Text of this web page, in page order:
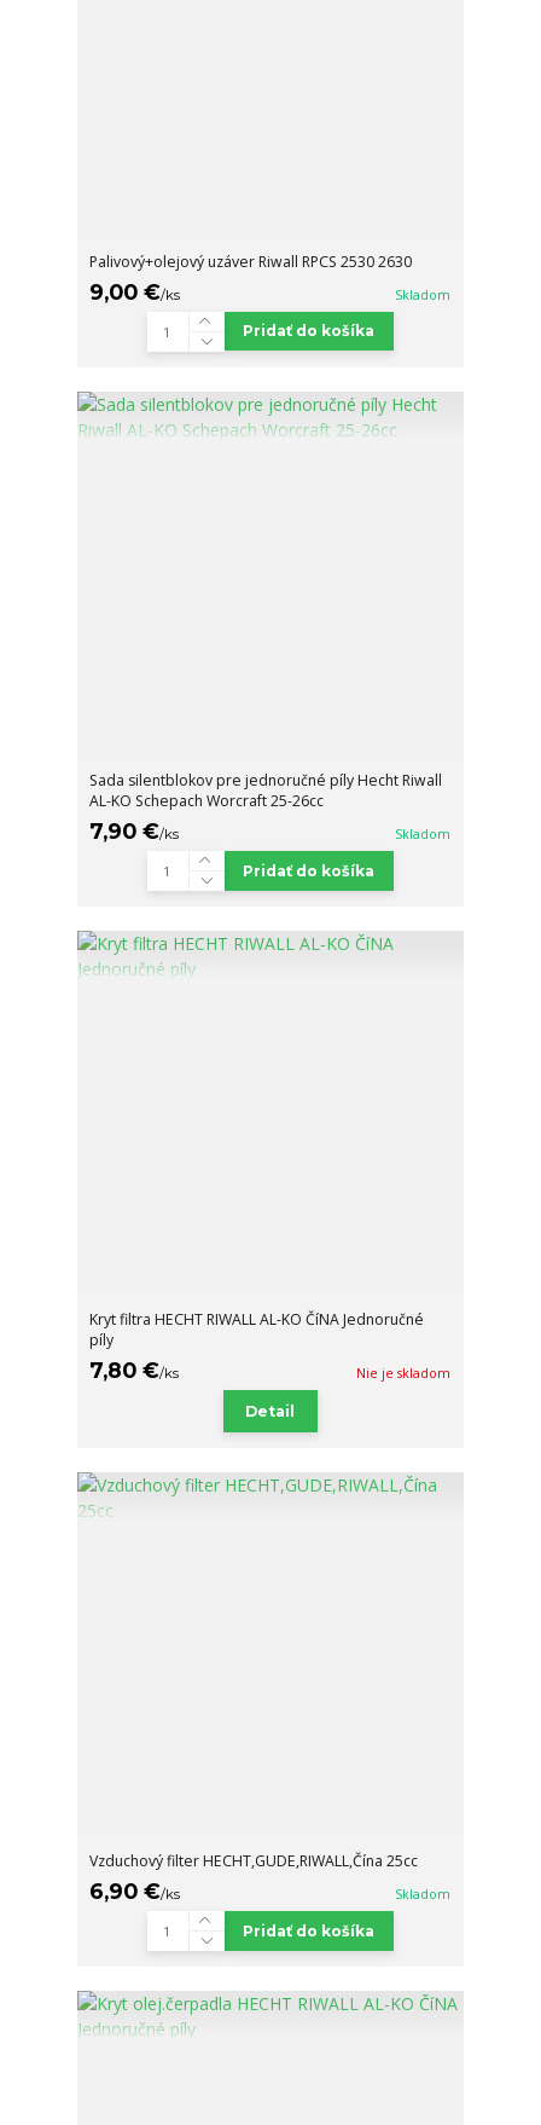
Palivový+olejový uzáver Riwall RPCS 2530 2630
9,00 €/ks Skladom
Pridať do košíka
Sada silentblokov pre jednoručné píly Hecht Riwall
AL-KO Schepach Worcraft 25-26cc
7,90 €/ks Skladom
Pridať do košíka
Kryt filtra HECHT RIWALL AL-KO ČíNA Jednoručné
píly
7,80 €/ks Nie je skladom
Detail
Vzduchový filter HECHT,GUDE,RIWALL,Čína 25cc
6,90 €/ks Skladom
Pridať do košíka